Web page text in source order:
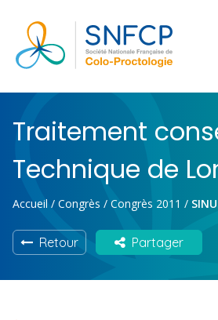
Traitement
Technique de
Accueil / Congrès / Congrès 2011 /
Retour Partager